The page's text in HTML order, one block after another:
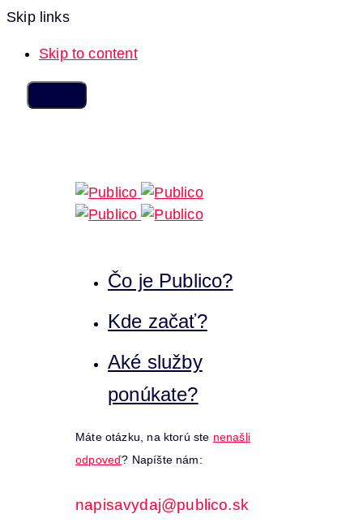
Skip links
Skip to content
Čo je Publico?
Kde začať?
Aké služby
ponúkate?
Máte otázku, na ktorú ste nenašli
odpoveď? Napíšte nám:
napisavydaj@publico.sk